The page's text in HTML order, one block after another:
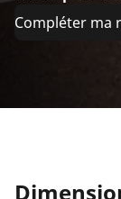
Compléter ma